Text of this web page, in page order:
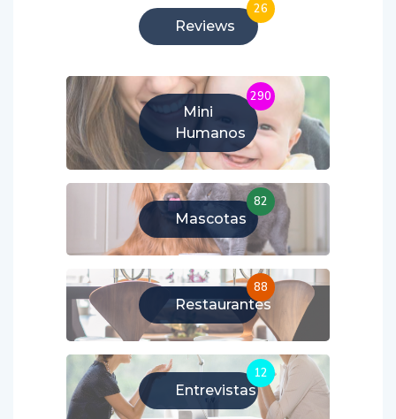
Reviews
26
Mini
Humanos
290
Mascotas
82
Restaurantes
88
Entrevistas
12